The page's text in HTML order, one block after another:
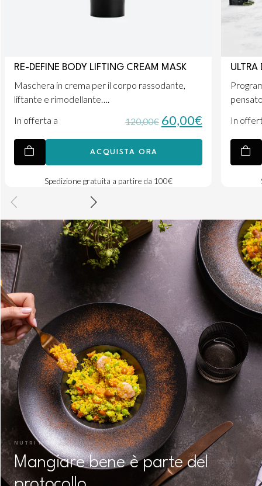
RE-DEFINE BODY LIFTING CREAM MASK
Maschera in crema per il corpo rassodante,
liftante e rimodellante….
In offerta a
120,00€ 60,00€
ACQUISTA ORA
Spedizione gratuita a partire da 100€
ULTRA
In
NUTRITION
Mangiare bene è parte del